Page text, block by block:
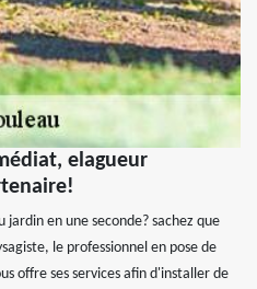
elagueur
en une seconde? sachez que
le professionnel en pose de
offre ses services afin d'installer de